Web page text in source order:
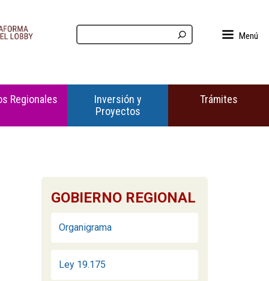
Menú
Regionales
Inversión y
Proyectos
Trámites
GOBIERNO REGIONAL
Organigrama
Ley 19.175